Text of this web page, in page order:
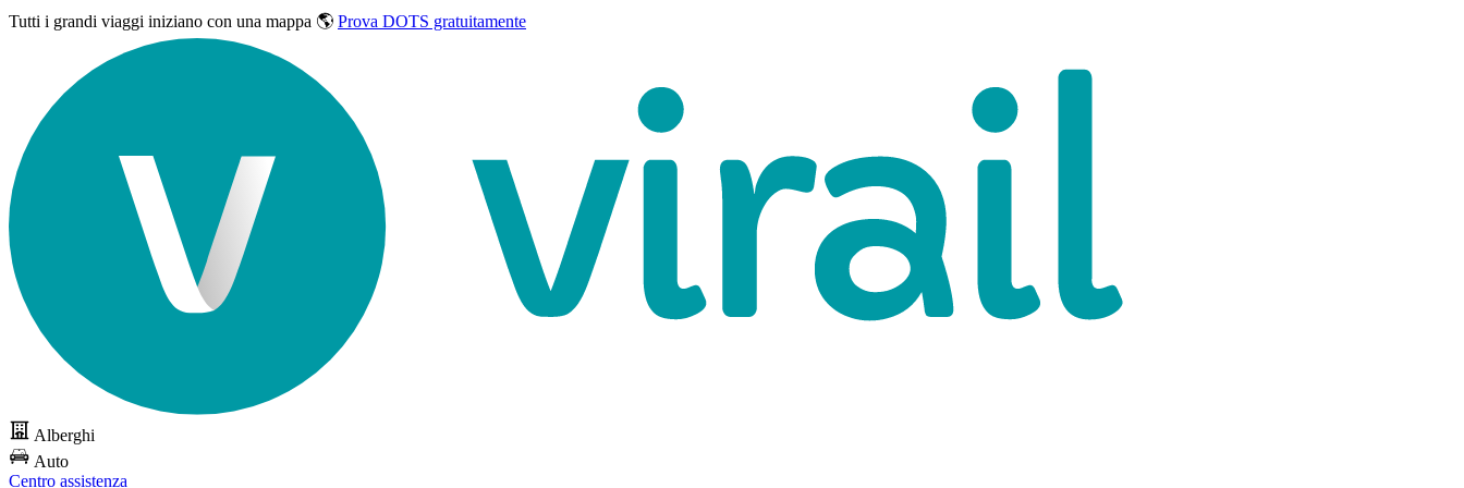
Tutti i grandi viaggi iniziano con una mappa 🌎 Prova DOTS gratuitamente
Alberghi
Auto
Centro assistenza